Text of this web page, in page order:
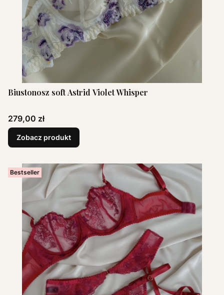
Biustonosz soft Astrid Violet Whisper
Cena
279,00 zł
Zobacz produkt
Bestseller